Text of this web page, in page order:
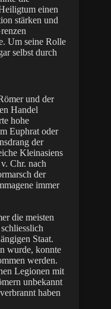
einen
stärken und
Um seine Rolle
selbst durch
und der
Handel
hohe
Euphrat oder
der
Kleinasiens
Chr. nach
der
immer
die meisten
Staat.
wurde, konnte
werden.
Legionen mit
unbekannt
haben